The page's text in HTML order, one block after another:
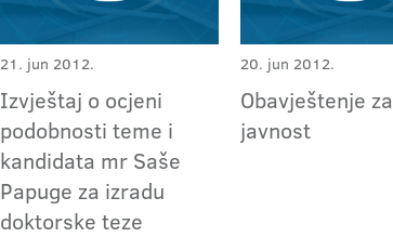
21. jun 2012.
Izvještaj o ocjeni
podobnosti teme i
kandidata mr Saše
Papuge za izradu
doktorske teze
20. jun 2012.
Obavještenje za
javnost